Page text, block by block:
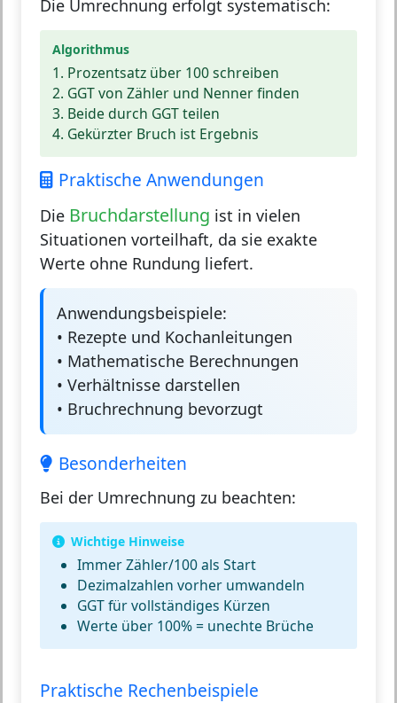
Die Umrechnung erfolgt systematisch:
Algorithmus
1. Prozentsatz über 100 schreiben
2. GGT von Zähler und Nenner finden
3. Beide durch GGT teilen
4. Gekürzter Bruch ist Ergebnis
Praktische Anwendungen
Die Bruchdarstellung ist in vielen
Situationen vorteilhaft, da sie exakte
Werte ohne Rundung liefert.
Anwendungsbeispiele:
• Rezepte und Kochanleitungen
• Mathematische Berechnungen
• Verhältnisse darstellen
• Bruchrechnung bevorzugt
Besonderheiten
Bei der Umrechnung zu beachten:
Wichtige Hinweise
Immer Zähler/100 als Start
Dezimalzahlen vorher umwandeln
GGT für vollständiges Kürzen
Werte über 100% = unechte Brüche
Praktische Rechenbeispiele